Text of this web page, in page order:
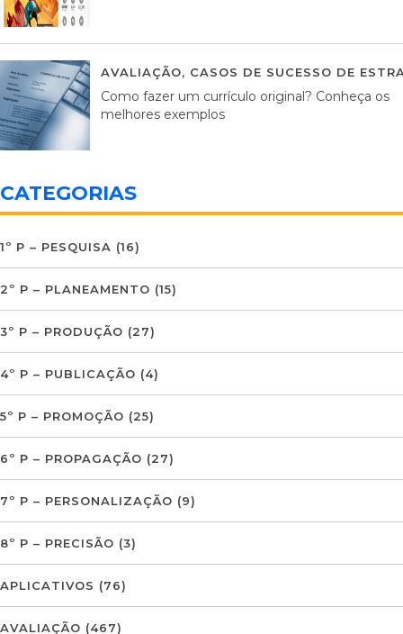
AVALIAÇÃO, CASOS DE SUCESSO DE
Como fazer um currículo original? Conheça os
melhores exemplos
CATEGORIAS
1º P – PESQUISA (16)
2º P – PLANEAMENTO (15)
3º P – PRODUÇÃO (27)
4º P – PUBLICAÇÃO (4)
5º P – PROMOÇÃO (25)
6º P – PROPAGAÇÃO (27)
7º P – PERSONALIZAÇÃO (9)
8º P – PRECISÃO (3)
APLICATIVOS (76)
AVALIAÇÃO (467)